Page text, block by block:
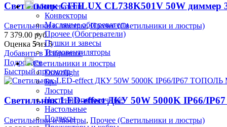
Обогреватели
Конвекторы
Масляные обогреватели
Прочее (Обогреватели)
Пушки и завесы
Тепловентиляторы
Светильники и люстры
Downlight
Бра
Люстры
Настенно-потолочные
Настольные
Подвесы
Светильник CITILUX CL738K501V 50W диммер
Светильники и люстры,Прочее (Светильники и люстры)
7 379.00 руб.
Оценка 5из 5
Добавить в Избранное
Подробнее
Быстрый просмотр
Светильник LED-effect ДКУ 50W 5000K IP66/
Светильники и люстры, Прочее (Светильники и люстры)